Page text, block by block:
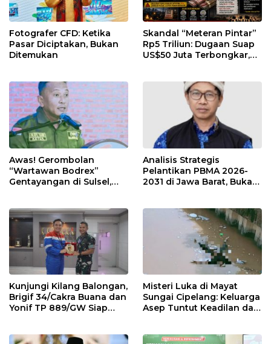
Fotografer CFD: Ketika
Pasar Diciptakan, Bukan
Ditemukan
Skandal “Meteran Pintar”
Rp5 Triliun: Dugaan Suap
US$50 Juta Terbongkar,
Awas! Gerombolan
“Wartawan Bodrex”
Gentayangan di Sulsel,
Analisis Strategis
Pelantikan PBMA 2026-
2031 di Jawa Barat, Bukan
Kunjungi Kilang Balongan,
Brigif 34/Cakra Buana dan
Yonif TP 889/GW Siap
Misteri Luka di Mayat
Sungai Cipelang: Keluarga
Asep Tuntut Keadilan dan